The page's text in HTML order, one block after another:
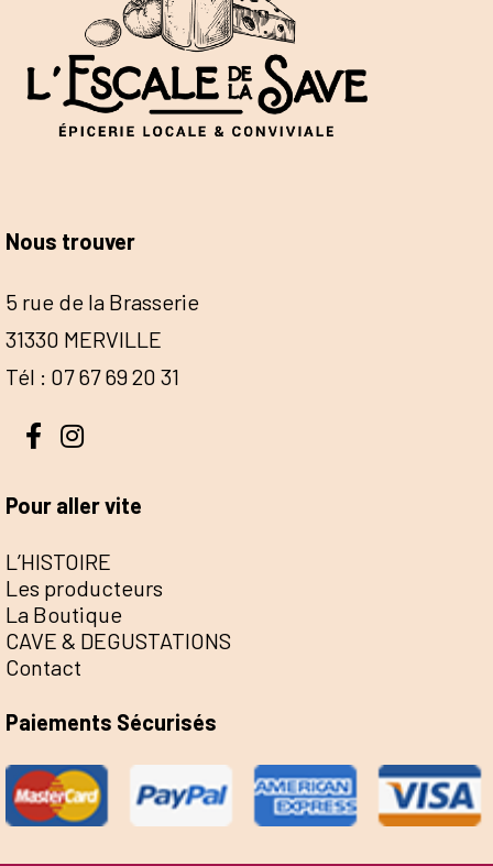
Nous trouver
5 rue de la Brasserie
31330 MERVILLE
Tél : 07 67 69 20 31
Pour aller vite
L’HISTOIRE
Les producteurs
La Boutique
CAVE & DEGUSTATIONS
Contact
Paiements Sécurisés